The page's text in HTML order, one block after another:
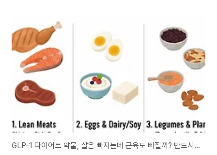
하고 커피 한 잔으로 때우곤 합니다. 하지만 이는 몸이 보내는 강력한 경고 신
호, 즉 '혈당 스파이크(Blood Sugar Spike)'일 가능성이 매우 높습니다.오늘
은 최근 실시간 건강 관리의 혁명이라 불리는 연속혈당측정기(CGM)를 활용
해 내..
GLP-1 다이어트 약물, 살은 빠지는데 근육도 빠질까? 반드시 알아야 할 부작용과 근육 보존 전략